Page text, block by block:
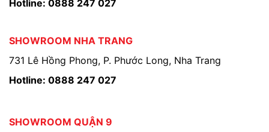
Hotline: 0888 247 027
SHOWROOM NHA TRANG
731 Lê Hồng Phong, P. Phước Long, Nha Trang
Hotline: 0888 247 027
SHOWROOM QUẬN 9